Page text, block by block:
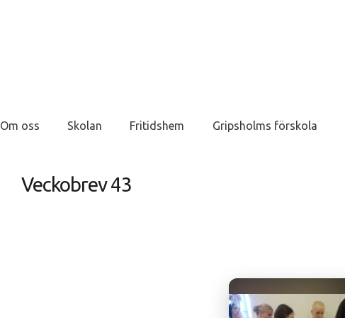
Om oss Skolan Fritidshem Gripsholms förskola
Veckobrev 43